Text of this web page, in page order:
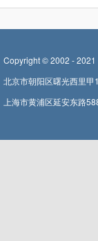
Copyright © 2002 -
北京市朝阳区曙光西里
上海市黄浦区延安东路